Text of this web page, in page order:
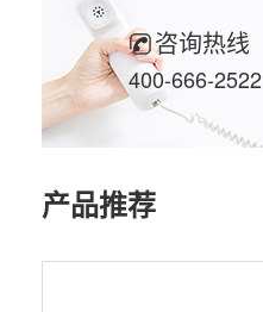
咨询热线
400-666-2522
产品推荐